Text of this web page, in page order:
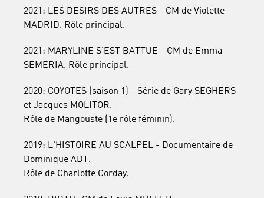
2021: LES DESIRS DES AUTRES - CM de Violette
MADRID. Rôle principal.
2021: MARYLINE S'EST BATTUE - CM de Emma
SEMERIA. Rôle principal.
2020: COYOTES (saison 1) - Série de Gary SEGHERS
et Jacques MOLITOR.
Rôle de Mangouste (1e rôle féminin).
2019: L'HISTOIRE AU SCALPEL - Documentaire de
Dominique ADT.
Rôle de Charlotte Corday.